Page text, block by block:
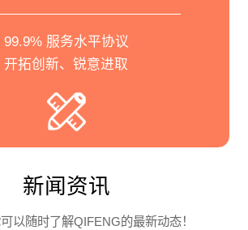
99.9% 服务水平协议
开拓创新、锐意进取
新闻资讯
以随时了解QIFENG的最新动态！